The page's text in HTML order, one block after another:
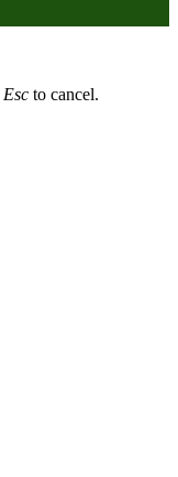
Esc to cancel.